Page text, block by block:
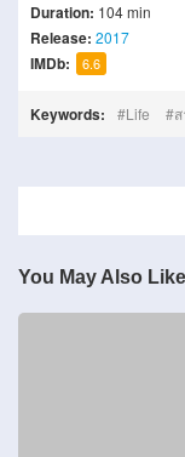
Duration: 104 min
Release: 2017
IMDb: 6.6
Keywords: Life
You May Also Like